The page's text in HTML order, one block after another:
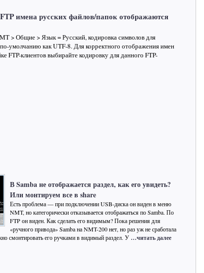
имена русских файлов/папок отображаются
> Общие > Язык = Русский, кодировка символов для
умолчанию как UTF-8. Для корректного отображения имен
FTP-клиентов выбирайте кодировку для данного FTP-
В Samba не отображается раздел, как его увидеть?
Или монтируем все в share
Есть проблема — при подключении USB-диска он виден в меню
NMT, но категорически отказывается отображаться по Samba. По
FTP он виден. Как сделать его видимым? Пока решения для
«ручного привода» Samba на NMT-200 нет, но раз уж не сработала
смонтировать его ручками в видимый раздел. У …читать далее